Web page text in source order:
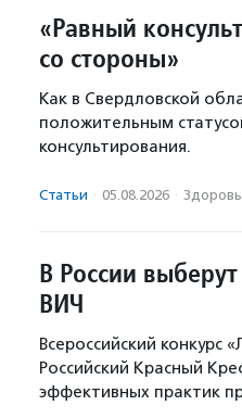
«Равный
со стороны»
Как в Свердловской
положительным
консультирования.
Статьи · 05.08.2026 ·
В России
ВИЧ
Всероссийский
Российский Красный
эффективных практик